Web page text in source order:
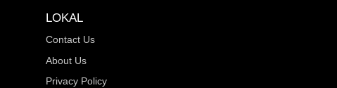
LOKAL
Contact Us
About Us
Privacy Policy